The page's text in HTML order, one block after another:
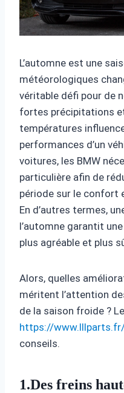
L’automne est une
météorologiques
véritable défi pour de
fortes précipitations
températures
performances d’un
voitures, les BMW
particulière afin de
période sur le confort
En d’autres termes,
l’automne garantit
plus agréable et plus
Alors, quelles
méritent l’attention
de la saison froide ?
https://
conseils.
1.Des freins